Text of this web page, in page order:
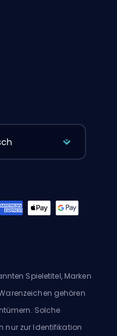
Spieletitel, Marken
gehören
Solche
nur zur Identifikation